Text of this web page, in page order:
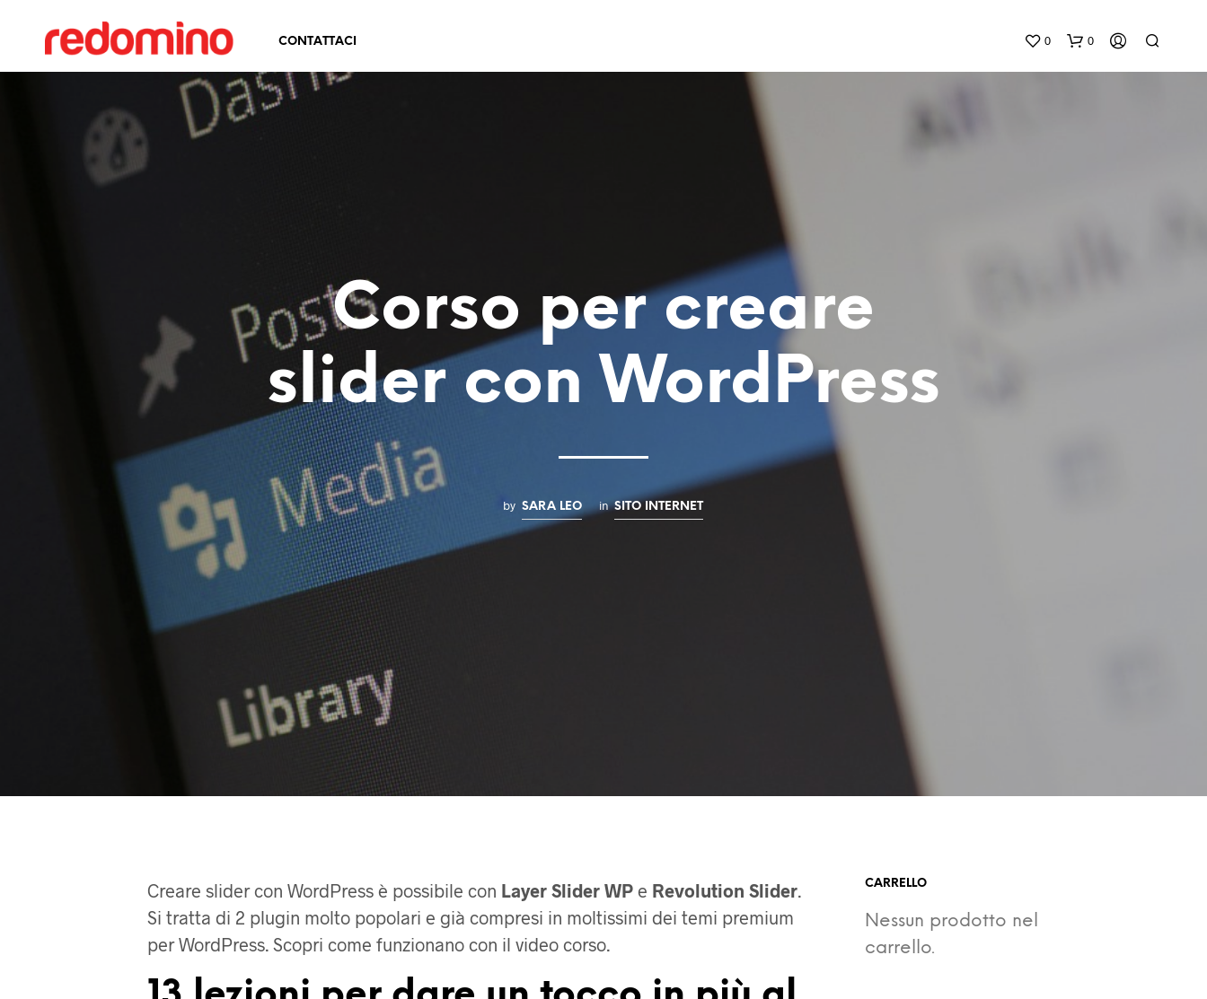
CONTATTACI 0 0
Corso per creare
slider con WordPress
by SARA LEO in SITO INTERNET
Creare slider con WordPress è possibile con Layer Slider WPe Revolution Slider.
Si tratta di 2 plugin molto popolari e già compresi in moltissimi dei temi premium
per WordPress. Scopri come funzionano con il video corso.
CARRELLO
Nessun prodotto nel
carrello.